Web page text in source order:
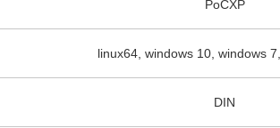
PoCXP
linux64, windows 10, windows
DIN